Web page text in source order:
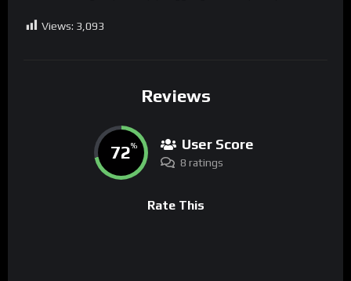
Views: 3,093
Reviews
72% User Score
8 ratings
Rate This